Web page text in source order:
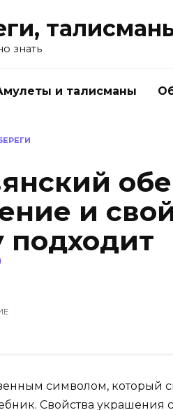
знать
и талисманы
и
подходит
символом, который
Свойства украшения